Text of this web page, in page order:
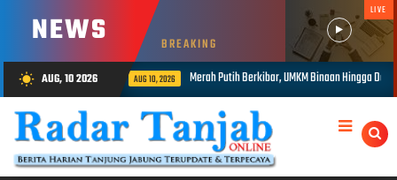
NEWS BREAKING
LIVE
wb_sunny AUG, 10 2026
Berkibar, UMKM Binaan Hingga Donor Darah Semarakkan HUT RI ke-81 di PTPN IV